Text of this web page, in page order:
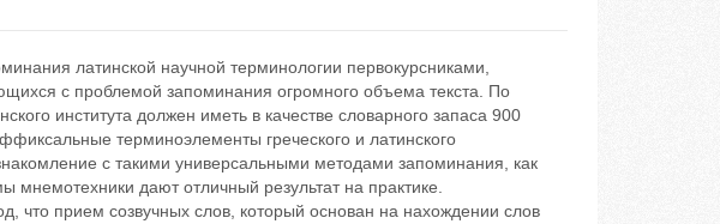
латинской научной терминологии первокурсниками,
с проблемой запоминания огромного объема текста. По
института должен иметь в качестве словарного запаса 900
терминоэлементы греческого и латинского
с такими универсальными методами запоминания, как
дают отличный результат на практике.
что прием созвучных слов, который основан на нахождении слов